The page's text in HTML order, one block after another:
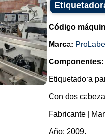
Código
Marca:
Componentes:
Etiquetadora
Con dos
Fabricante |
Año: 2009.